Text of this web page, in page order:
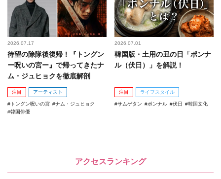
2026.07.17
待望の除隊後復帰！『トングン
ー呪いの宮ー』で帰ってきたナ
ム・ジュヒョクを徹底解剖
注目 アーティスト
トングン呪いの宮
ナム・ジュヒョク
韓国俳優
2026.07.01
韓国版・土用の丑の日「ポンナ
ル（伏日）」を解説！
注目 ライフスタイル
サムゲタン ポンナル 伏日 韓国文化
アクセスランキング